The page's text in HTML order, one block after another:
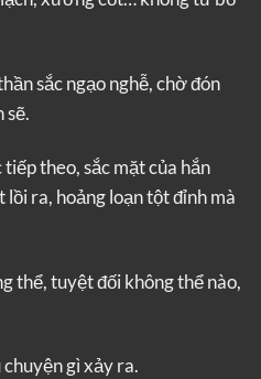
sắc ngạo nghễ, chờ đón
sẽ.
theo, sắc mặt của hắn
lồi ra, hoảng loạn tột đỉnh mà
thể, tuyệt đối không thể nào,
gì xảy ra.